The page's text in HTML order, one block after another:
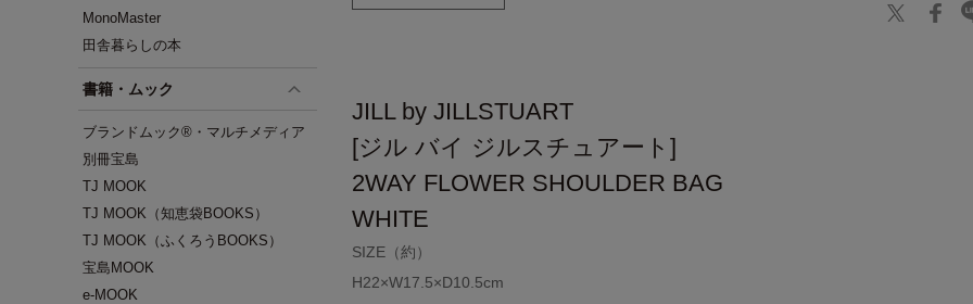
MonoMaster
田舎暮らしの本
書籍・ムック
ブランドムック®・マルチメディア
別冊宝島
TJ MOOK
TJ MOOK（知恵袋BOOKS）
TJ MOOK（ふくろうBOOKS）
宝島MOOK
e-MOOK
JILL by JILLSTUART
[ジル バイ ジルスチュアート]
2WAY FLOWER SHOULDER BAG
WHITE
SIZE（約）
H22×W17.5×D10.5cm